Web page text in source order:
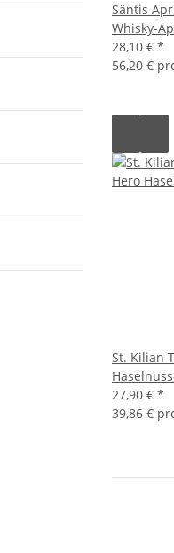
Säntis
Whisky-
28,10 € *
56,20 €
St. Kilian
27,90 € *
39,86 €